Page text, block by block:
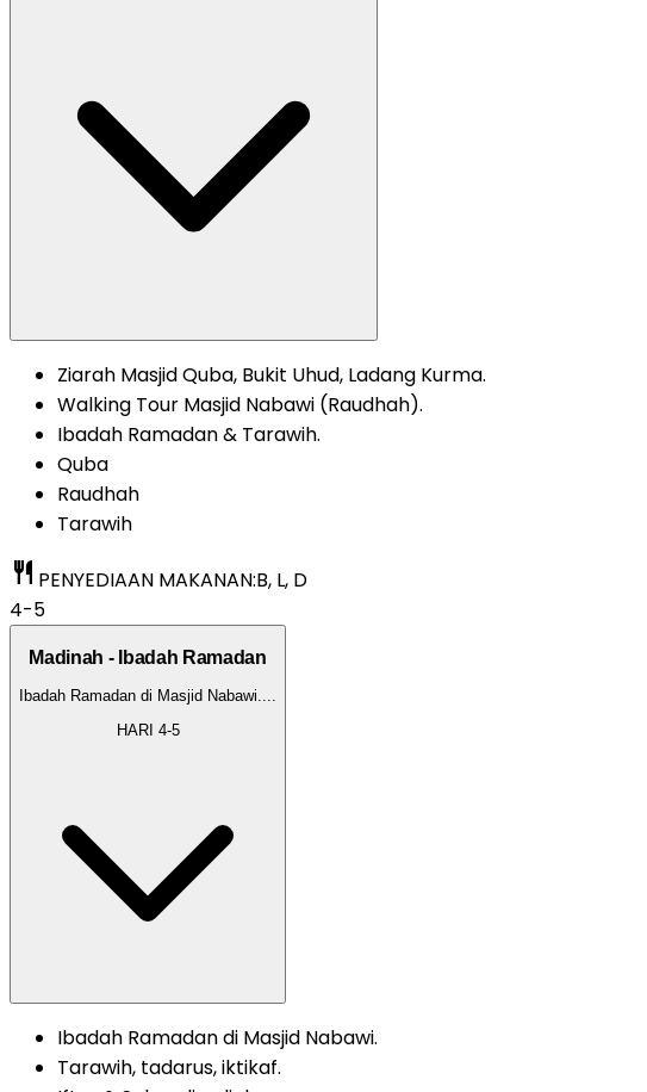
Ziarah Masjid Quba, Bukit Uhud, Ladang Kurma.
Walking Tour Masjid Nabawi (Raudhah).
Ibadah Ramadan & Tarawih.
Quba
Raudhah
Tarawih
restaurant PENYEDIAAN MAKANAN:B, L, D
4-5
Madinah - Ibadah Ramadan
Ibadah Ramadan di Masjid Nabawi....
HARI 4-5
Ibadah Ramadan di Masjid Nabawi.
Tarawih, tadarus, iktikaf.